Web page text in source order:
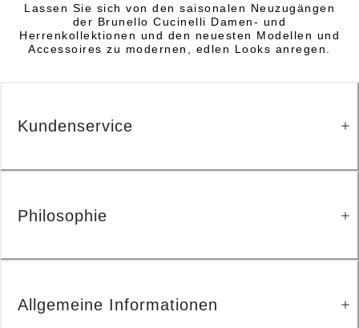
Lassen Sie sich von den saisonalen Neuzugängen
der Brunello Cucinelli Damen- und
Herrenkollektionen und den neuesten Modellen und
Accessoires zu modernen, edlen Looks anregen.
Kundenservice
Philosophie
Allgemeine Informationen